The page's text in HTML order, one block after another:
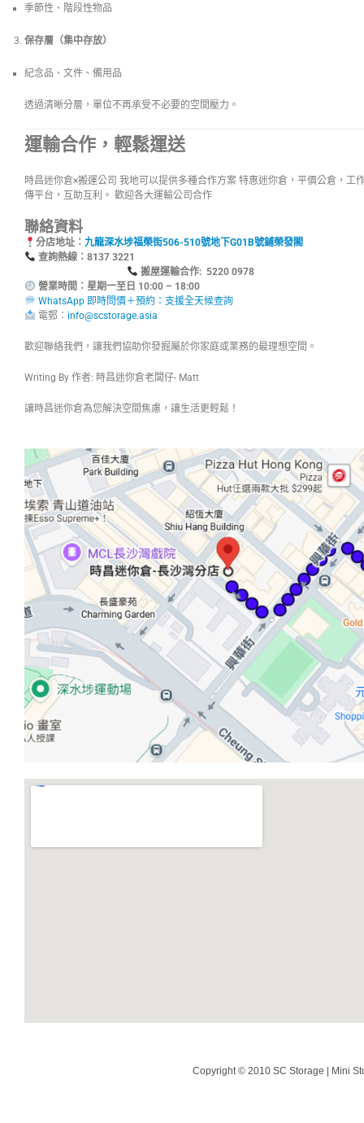
季節性、階段性物品
保存層（集中存放）
紀念品、文件、備用品
透過清晰分層，單位不再承受不必要的空間壓力。
運輸合作，輕鬆運送
時昌迷你倉×搬運公司 我地可以提供多種合作方案 特惠迷你倉，平價公倉，工
傳平台，互助互利。 歡迎各大運輸公司合作
聯絡資料
分店地址： 九龍深水埗福榮街506-510號地下G01B號鋪榮發閣
查詢熱線：
搬屋運輸合作: 5220 0978
營業時間：星期一至日 10:00 – 18:00
WhatsApp 即時問價＋預約：支援全天候查詢
電郵： info@scstorage.asia
歡迎聯絡我們，讓我們協助你發掘屬於你家庭或業務的最理想空間。
Writing By 作者: 時昌迷你倉老闆仔- Matt
讓時昌迷你倉為您解決空間焦慮，讓生活更輕鬆！
Copyright © 2010 SC Storage | Mini